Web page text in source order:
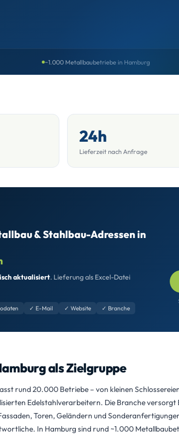
~1.000 Metallbaubetriebe in Hamburg
24h
Lieferzeit nach Anfrage
& Stahlbau-Adressen in
aktualisiert. Lieferung als Excel-Datei
✓ E-Mail ✓ Website ✓ Branche
als Zielgruppe
rund 20.000 Betriebe – von kleinen
Edelstahlverarbeitern. Die Branche versorgt
Toren, Geländern und
In Hamburg sind rund ~1.000